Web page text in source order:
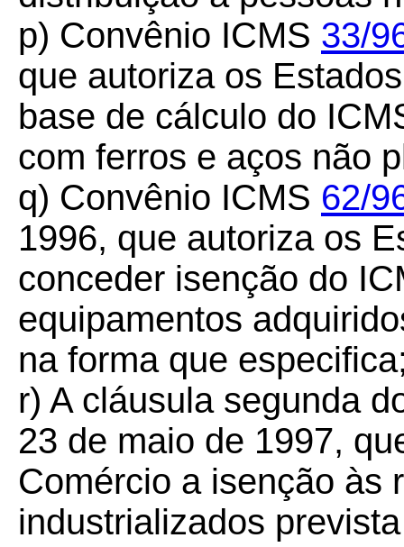
p) Convênio ICMS 33/
que autoriza os
base de cálculo do
com ferros e aços não
q) Convênio ICMS 62/
1996, que autoriza os
conceder isenção do
equipamentos
na forma que
r) A cláusula segunda
23 de maio de 1997,
Comércio a isenção às
industrializados